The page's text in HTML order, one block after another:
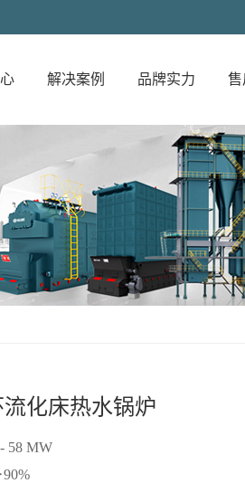
解决案例 品牌实力 售
化床热水锅炉
58 MW
90%